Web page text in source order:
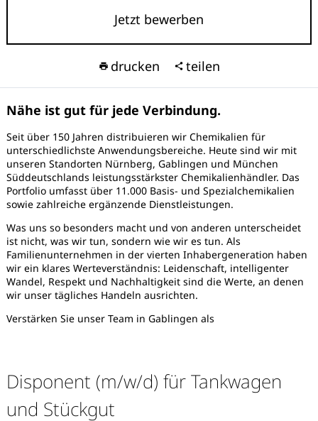
Jetzt bewerben
drucken teilen
Nähe ist gut für jede Verbindung.
Seit über 150 Jahren distribuieren wir Chemikalien für
unterschiedlichste Anwendungsbereiche. Heute sind wir mit
unseren Standorten Nürnberg, Gablingen und München
Süddeutschlands leistungsstärkster Chemikalienhändler. Das
Portfolio umfasst über 11.000 Basis- und Spezialchemikalien
sowie zahlreiche ergänzende Dienstleistungen.
Was uns so besonders macht und von anderen unterscheidet
ist nicht, was wir tun, sondern wie wir es tun. Als
Familienunternehmen in der vierten Inhabergeneration haben
wir ein klares Werteverständnis: Leidenschaft, intelligenter
Wandel, Respekt und Nachhaltigkeit sind die Werte, an denen
wir unser tägliches Handeln ausrichten.
Verstärken Sie unser Team in Gablingen als
Disponent (m/w/d) für Tankwagen
und Stückgut
Karte anzeigen